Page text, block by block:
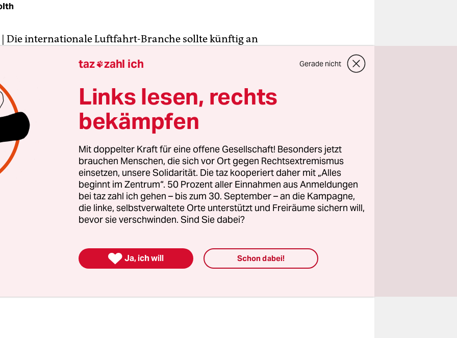
| Die internationale Luftfahrt-Branche sollte künftig an
Das empfiehlt das Deutsche Zentrum für Luft- und
(DLR) in einer am Donnerstag in Berlin veröffentlichten
soll Anreize für Fluggesellschaften schaffen, stärker auf
zu achten. Die Experten hatten alle klimarelevanten
internationalen Luftfahrt-Branche berechnet und
Maßnahmen zum Klimaschutz verglichen.
Studie zeigt, belastet der internationale Flugverkehr das
durch den Ausstoß von Kohlenstoffdioxid (CO2) bei
von Kerosin. Seit 1990, dem Referenzjahr des
Abkommens Kyoto-Protokoll, steigen neben CO2 auch
taz zahl ich Gerade nicht
Links lesen, rechts
bekämpfen
Mit doppelter Kraft für eine offene Gesellschaft! Besonders jetzt
brauchen Menschen, die sich vor Ort gegen Rechtsextremismus
einsetzen, unsere Solidarität. Die taz kooperiert daher mit „Alles
beginnt im Zentrum“. 50 Prozent aller Einnahmen aus Anmeldungen
bei taz zahl ich gehen – bis zum 30. September – an die Kampagne,
die linke, selbstverwaltete Orte unterstützt und Freiräume sichern will,
bevor sie verschwinden. Sind Sie dabei?
 Ja, ich will Schon dabei!